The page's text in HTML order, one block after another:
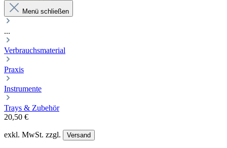
Menü schließen
...
Verbrauchsmaterial
Praxis
Instrumente
Trays & Zubehör
20,50 €
exkl. MwSt. zzgl. Versand